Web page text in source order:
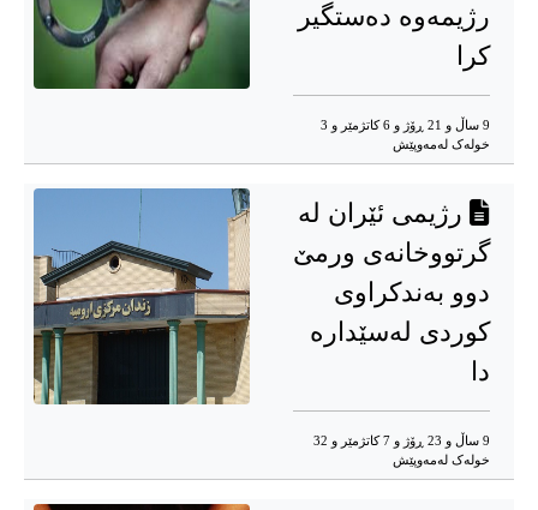
رژیمەوە دەستگیر
کرا
9 ساڵ و 21 ڕۆژ و 6 کاتژمێر و 3
خوله‌ک له‌مه‌وپێش‌
رژیمی ئێران لە
گرتووخانەی ورمێ
دوو بەندکراوی
کوردی لەسێدارە
دا
9 ساڵ و 23 ڕۆژ و 7 کاتژمێر و 32
خوله‌ک له‌مه‌وپێش‌